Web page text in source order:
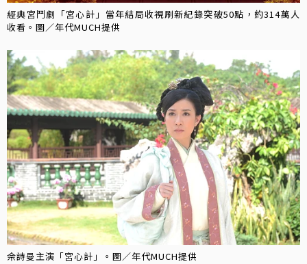
經典宮鬥劇「宮心計」當年結局收視刷新紀錄突破50點，約314萬人
收看。圖／年代MUCH提供
佘詩曼主演「宮心計」。圖／年代MUCH提供